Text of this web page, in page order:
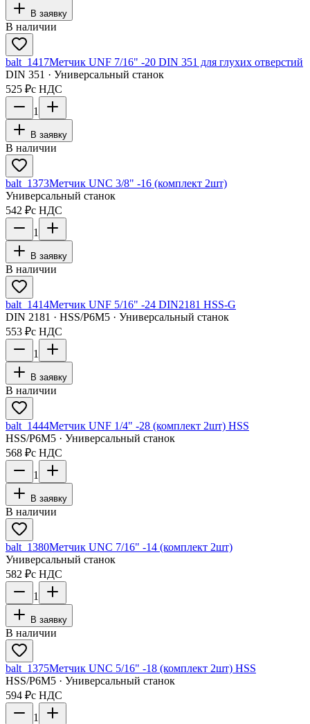
В заявку
В наличии
balt_1417Метчик UNF 7/16" -20 DIN 351 для глухих отверстий
DIN 351 · Универсальный станок
525 ₽с НДС
1
В заявку
В наличии
balt_1373Метчик UNC 3/8" -16 (комплект 2шт)
Универсальный станок
542 ₽с НДС
1
В заявку
В наличии
balt_1414Метчик UNF 5/16" -24 DIN2181 HSS-G
DIN 2181 · HSS/Р6М5 · Универсальный станок
553 ₽с НДС
1
В заявку
В наличии
balt_1444Метчик UNF 1/4" -28 (комплект 2шт) HSS
HSS/Р6М5 · Универсальный станок
568 ₽с НДС
1
В заявку
В наличии
balt_1380Метчик UNC 7/16" -14 (комплект 2шт)
Универсальный станок
582 ₽с НДС
1
В заявку
В наличии
balt_1375Метчик UNC 5/16" -18 (комплект 2шт) HSS
HSS/Р6М5 · Универсальный станок
594 ₽с НДС
1